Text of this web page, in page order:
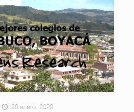
28 enero, 2020